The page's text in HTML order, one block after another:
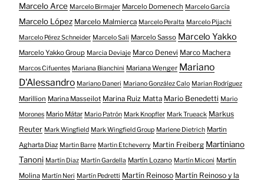
Marcelo Arce Marcelo Birmajer Marcelo Domenech Marcelo García
Marcelo López Marcelo Malmierca Marcelo Peralta Marcelo Pijachi
Marcelo Pérez Schneider Marcelo Sali Marcelo Sasso Marcelo Yakko
Marcelo Yakko Group Marcia Deviaje Marco Denevi Marco Machera
Marcos Cifuentes Mariana Bianchini Mariana Wenger Mariano
D'Alessandro Mariano Daneri Mariano González Calo Marian Rodríguez
Marillion Marina Masseilot Marina Ruiz Matta Mario Benedetti Mario
Morones Mario Mátar Mario Patrón Mark Knopfler Mark Trueack Markus
Reuter Mark Wingfield Mark Wingfield Group Marlene Dietrich Martin
Agharta Diaz Martin Barre Martin Etcheverry Martin Freiberg Martiniano
Tanoni Martín Diaz Martín Gardella Martín Lozano Martín Miconi Martín
Molina Martín Neri Martín Pedretti Martín Reinoso Martín Reinoso y la